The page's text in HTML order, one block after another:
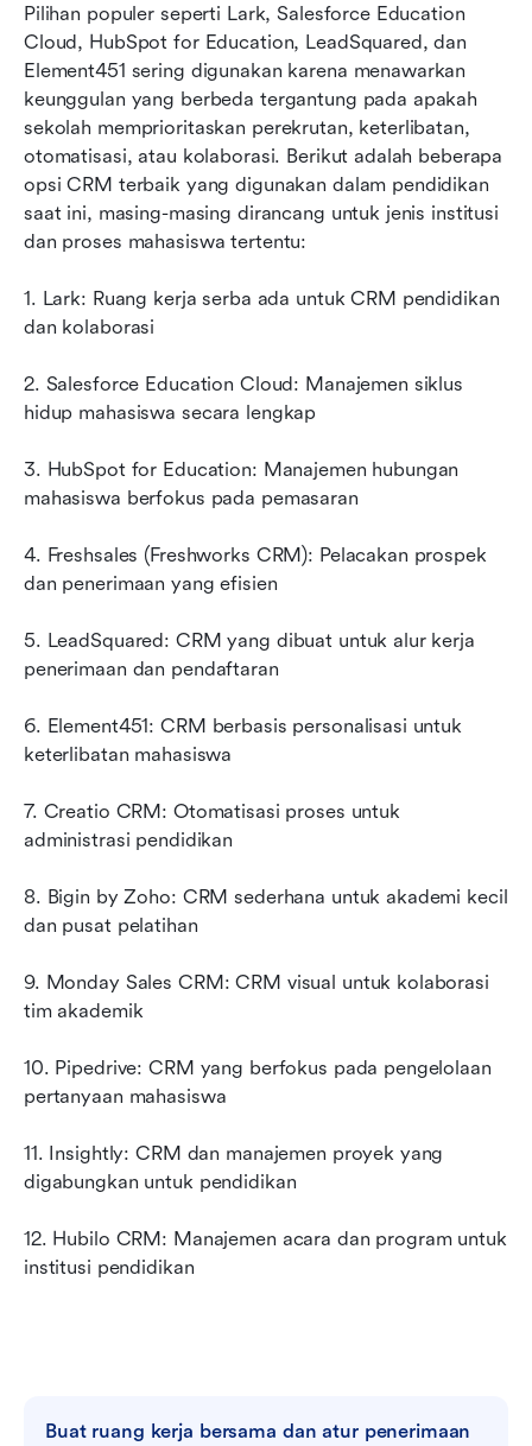
Pilihan populer seperti Lark, Salesforce Education
Cloud, HubSpot for Education, LeadSquared, dan
Element451 sering digunakan karena menawarkan
keunggulan yang berbeda tergantung pada apakah
sekolah memprioritaskan perekrutan, keterlibatan,
otomatisasi, atau kolaborasi. Berikut adalah beberapa
opsi CRM terbaik yang digunakan dalam pendidikan
saat ini, masing-masing dirancang untuk jenis institusi
dan proses mahasiswa tertentu:
1. Lark: Ruang kerja serba ada untuk CRM pendidikan
dan kolaborasi
2. Salesforce Education Cloud: Manajemen siklus
hidup mahasiswa secara lengkap
3. HubSpot for Education: Manajemen hubungan
mahasiswa berfokus pada pemasaran
4. Freshsales (Freshworks CRM): Pelacakan prospek
dan penerimaan yang efisien
5. LeadSquared: CRM yang dibuat untuk alur kerja
penerimaan dan pendaftaran
6. Element451: CRM berbasis personalisasi untuk
keterlibatan mahasiswa
7. Creatio CRM: Otomatisasi proses untuk
administrasi pendidikan
8. Bigin by Zoho: CRM sederhana untuk akademi kecil
dan pusat pelatihan
9. Monday Sales CRM: CRM visual untuk kolaborasi
tim akademik
10. Pipedrive: CRM yang berfokus pada pengelolaan
pertanyaan mahasiswa
11. Insightly: CRM dan manajemen proyek yang
digabungkan untuk pendidikan
12. Hubilo CRM: Manajemen acara dan program untuk
institusi pendidikan
Buat ruang kerja bersama dan atur penerimaan
Bacaan terkait